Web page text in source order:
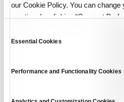
our Cookie Policy. You can
any time by clicking “Consent
Essential Cookies
Performance and Functionality Cookies
_ga Google
Used
the